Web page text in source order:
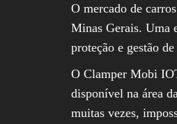
O mercado de
Minas Gerais. Uma
proteção e gestão
O Clamper Mobi
disponível na área
muitas vezes,